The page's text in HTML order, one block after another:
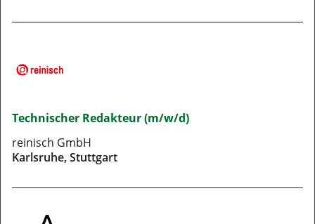
Technischer Redakteur (m/w/d)
reinisch GmbH
Karlsruhe, Stuttgart